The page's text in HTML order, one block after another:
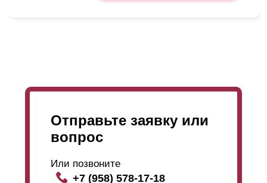
Отправьте заявку или
вопрос
Или позвоните
+7 (958) 578-17-18